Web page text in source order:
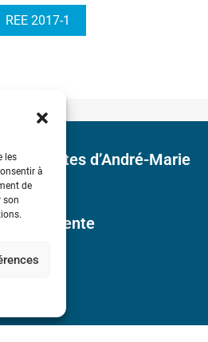
les
à
de
son
REE 2017-1
d’André-Marie
de Vente